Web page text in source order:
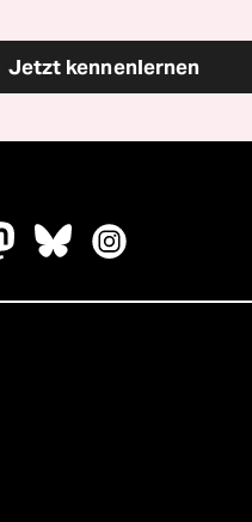
Jetzt kennenlernen